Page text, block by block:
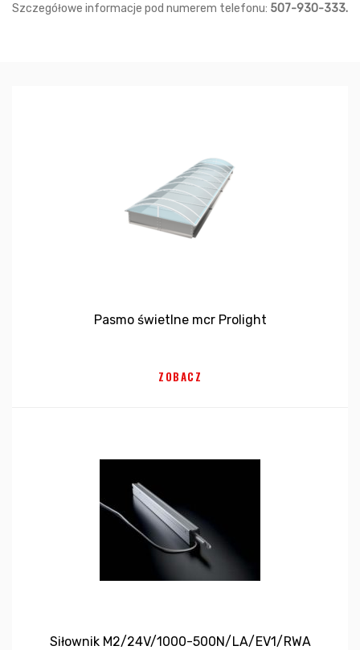
Szczegółowe informacje pod numerem telefonu: 507-930-333.
Pasmo świetlne mcr Prolight
ZOBACZ
Siłownik M2/24V/1000-500N/LA/EV1/RWA